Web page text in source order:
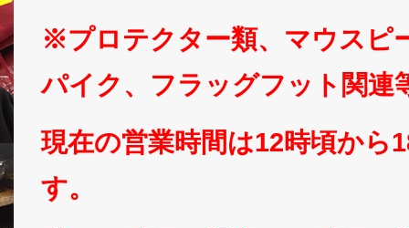
※プロテクター類、マウスピ
パイク、フラッグフット関連
現在の営業時間は12時頃から
す。